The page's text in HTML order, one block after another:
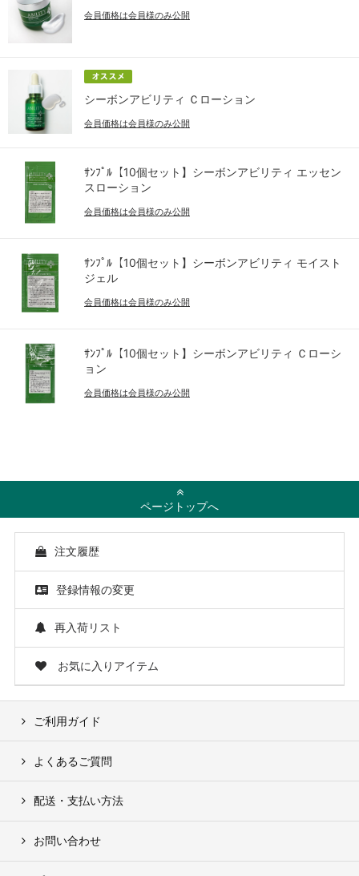
会員価格は会員様のみ公開
シーボンアビリティ Ｃローション
会員価格は会員様のみ公開
ｻﾝﾌﾟﾙ【10個セット】シーボンアビリティ エッセン
スローション
会員価格は会員様のみ公開
ｻﾝﾌﾟﾙ【10個セット】シーボンアビリティ モイスト
ジェル
会員価格は会員様のみ公開
ｻﾝﾌﾟﾙ【10個セット】シーボンアビリティ Ｃローシ
ョン
会員価格は会員様のみ公開
ページトップへ
注文履歴
登録情報の変更
再入荷リスト
お気に入りアイテム
ご利用ガイド
よくあるご質問
配送・支払い方法
お問い合わせ